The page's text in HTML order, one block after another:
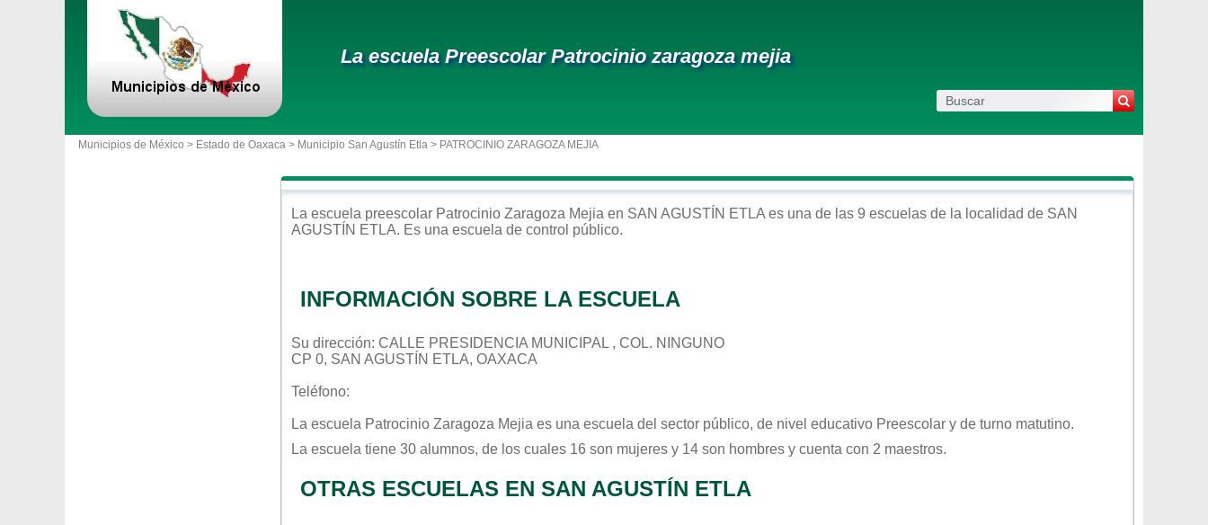
La escuela Preescolar Patrocinio zaragoza mejia
Municipios de México > Estado de Oaxaca > Municipio San Agustín Etla > PATROCINIO ZARAGOZA MEJIA
La escuela preescolar Patrocinio Zaragoza Mejia en SAN AGUSTÍN ETLA es una de las 9 escuelas de la localidad de SAN
AGUSTÍN ETLA. Es una escuela de control público.
INFORMACIÓN SOBRE LA ESCUELA
Su dirección: CALLE PRESIDENCIA MUNICIPAL , COL. NINGUNO
CP 0, SAN AGUSTÍN ETLA, OAXACA
Teléfono:
La escuela Patrocinio Zaragoza Mejia es una escuela del sector público, de nivel educativo Preescolar y de turno matutino.
La escuela tiene 30 alumnos, de los cuales 16 son mujeres y 14 son hombres y cuenta con 2 maestros.
OTRAS ESCUELAS EN SAN AGUSTÍN ETLA